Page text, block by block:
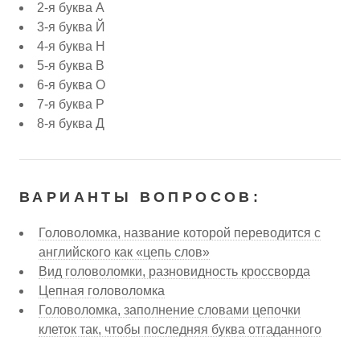
2-я буква А
3-я буква Й
4-я буква Н
5-я буква В
6-я буква О
7-я буква Р
8-я буква Д
ВАРИАНТЫ ВОПРОСОВ:
Головоломка, название которой переводится с
английского как «цепь слов»
Вид головоломки, разновидность кроссворда
Цепная головоломка
Головоломка, заполнение словами цепочки
клеток так, чтобы последняя буква отгаданного